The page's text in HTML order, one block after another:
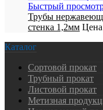
Быстрый
Трубы
стенка 1,2мм Цена
Каталог
Сортовой прокат
Трубный прокат
Листовой прокат
Метизная